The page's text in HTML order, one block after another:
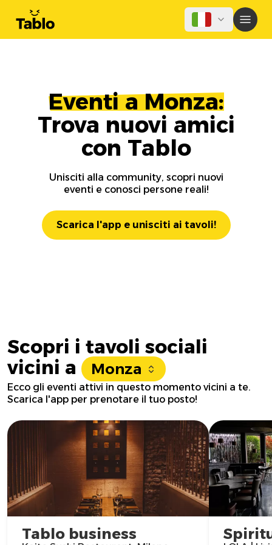
Eventi a Monza:
Trova nuovi amici
con Tablo
Unisciti alla community, scopri nuovi
eventi e conosci persone reali!
Scarica l'app e unisciti ai tavoli!
Scopri i tavoli sociali
vicini a
Monza
Ecco gli eventi attivi in questo momento vicini a te.
Scarica l'app per prenotare il tuo posto!
Tablo business